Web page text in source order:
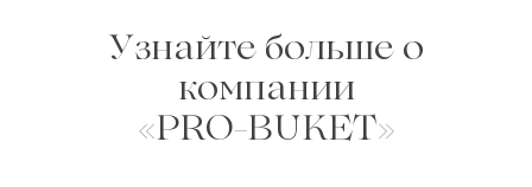
Проверяем на спам.
ОСТАВИТЬ ОТЗЫВ
Узнайте больше о
компании
«PRO-BUKET»